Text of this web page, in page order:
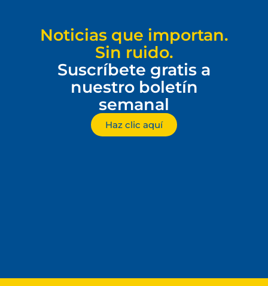
Noticias que importan.
Sin ruido.
Suscríbete gratis a
nuestro boletín
semanal
Haz clic aquí